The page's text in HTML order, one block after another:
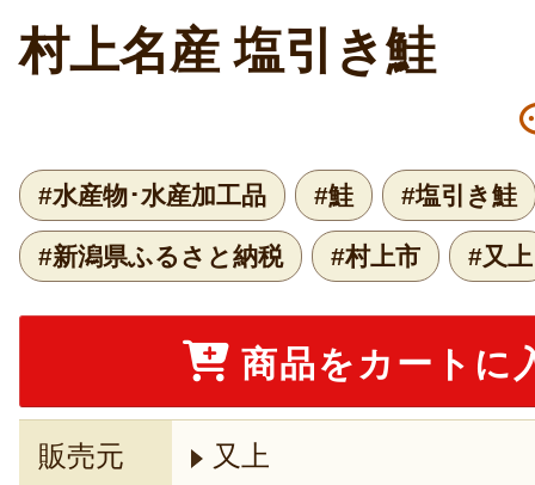
村上名産 塩引き鮭
#水産物･水産加工品 #鮭 #塩引き鮭
#新潟県ふるさと納税 #村上市 #又上
商品をカートに
販売元 又上